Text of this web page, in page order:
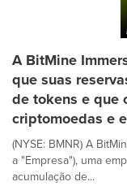
A BitMine
que suas
de tokens e que
criptomoedas e
(NYSE: BMNR) A
a "Empresa"), uma
acumulação de...